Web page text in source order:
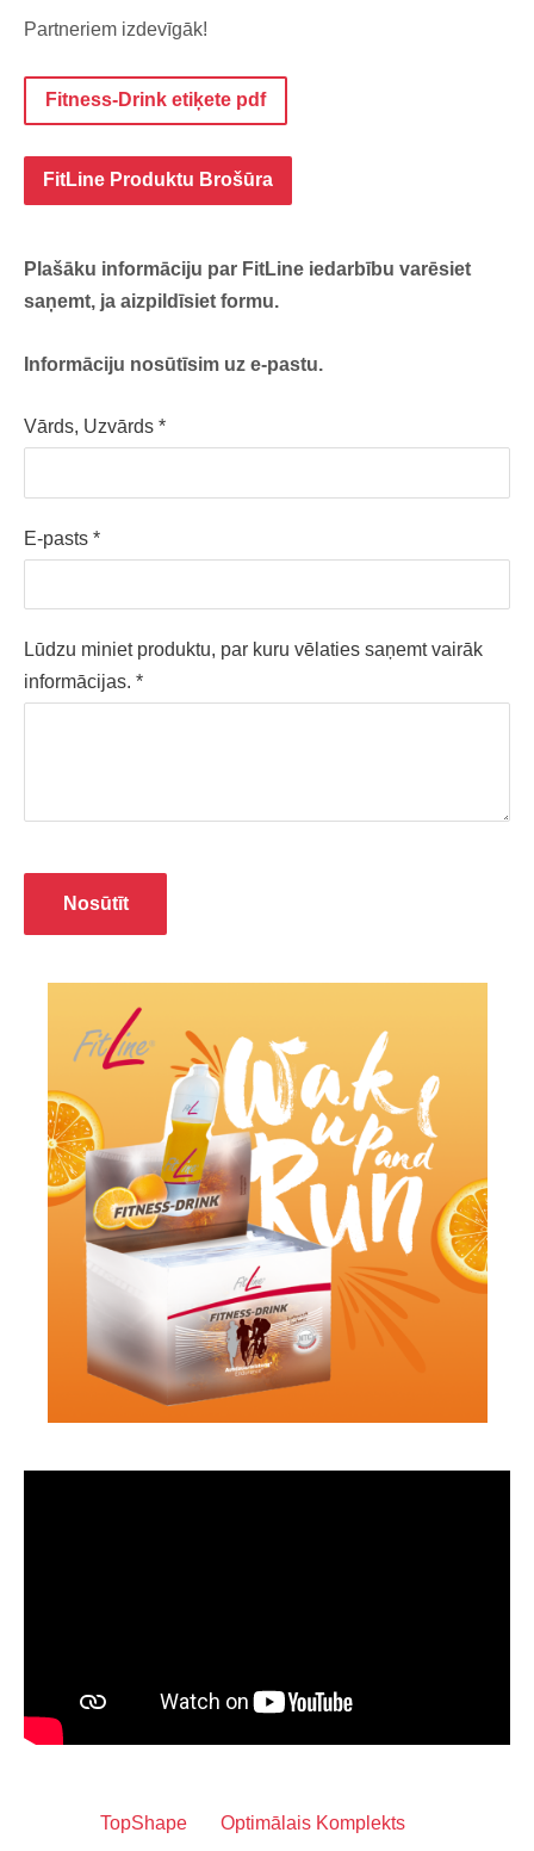
Partneriem izdevīgāk!
Fitness-Drink etiķete pdf
FitLine Produktu Brošūra
Plašāku informāciju par FitLine iedarbību varēsiet
saņemt, ja aizpildīsiet formu.
Informāciju nosūtīsim uz e-pastu.
Vārds, Uzvārds *
E-pasts *
Lūdzu miniet produktu, par kuru vēlaties saņemt vairāk
informācijas. *
TopShape Optimālais Komplekts